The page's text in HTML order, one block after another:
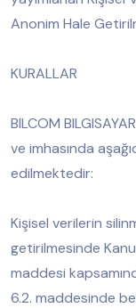
Anonim Hale
KURALLAR
BILCOM
ve imhasında
edilmektedir:
Kişisel verilerin
getirilmesinde
maddesi
6.2. maddesinde